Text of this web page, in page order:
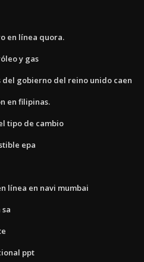
en línea quora.
y gas
del gobierno del reino unido caen
en filipinas.
tipo de cambio
epa
línea en navi mumbai
ppt